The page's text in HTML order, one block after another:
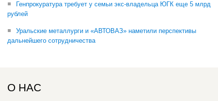
Генпрокуратура требует у семьи экс-владельца ЮГК еще 5 млрд
рублей
Уральские металлурги и «АВТОВАЗ» наметили перспективы
дальнейшего сотрудничества
О НАС